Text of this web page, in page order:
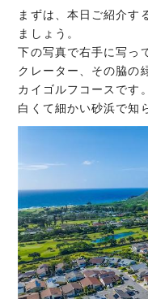
まずは、本日ご紹介す
ましょう。
下の写真で右手に写っ
クレーター、その脇の
カイゴルフコースです
白くて細かい砂浜で知